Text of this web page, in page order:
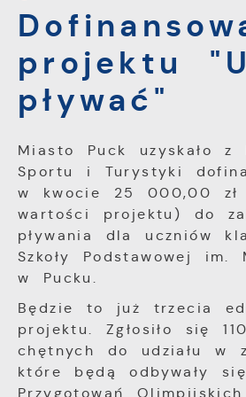
projektu
pływać"
Miasto Puck uzyskało z
Sportu i Turystyki
w kwocie 25 000,00 zł
wartości projektu) do
pływania dla uczniów
Szkoły Podstawowej im.
w Pucku.
Będzie to już trzecia
projektu. Zgłosiło się
chętnych do udziału w
które będą odbywały
Przygotowań Olimpijskich
formularzy. Dzięki plikom
której korzystasz, może
zakłóceń.
Funkcjonalne i
Tego typu pliki cookies
internetowej zapamiętanie
przez Ciebie ustawień oraz
określonych funkcjonalności
prezentowanych treści.
zapewnić Ci większy
funkcjonalności naszej
dopasowanie jej do Twoich
preferencji. Wyrażenie
funkcjonalne i
gwarantuje dostępność
funkcji na stronie.
Analityczne
Analityczne pliki cookies
rozwijać się i
potrzeb.
Cookies analityczne
witryny internetowej,
częstotliwości, z jaką
serwisy www. Dane
ocenę naszych serwisów
względem ich popularności
Więcej
Reklamowe
Dzięki reklamowym plikom
prezentujemy Ci